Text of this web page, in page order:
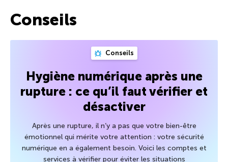
Conseils
Conseils
Hygiène numérique après une
rupture : ce qu’il faut vérifier et
désactiver
Après une rupture, il n’y a pas que votre bien-être
émotionnel qui mérite votre attention : votre sécurité
numérique en a également besoin. Voici les comptes et
services à vérifier pour éviter les situations